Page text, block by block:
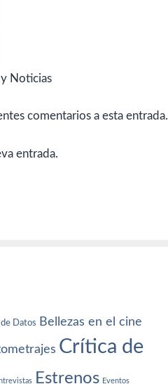
Noticias
comentarios a esta entrada.
entrada.
de Datos Bellezas en el cine
Crítica de
Estrenos Eventos